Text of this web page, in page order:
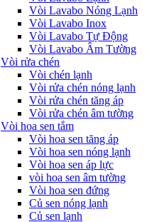
Vòi Lavabo Nóng Lạnh
Vòi Lavabo Inox
Vòi Lavabo Tự Động
Vòi Lavabo Âm Tường
Vòi rửa chén
Vòi chén lạnh
Vòi rửa chén nóng lạnh
Vòi rửa chén tăng áp
Vòi rửa chén âm tường
Vòi hoa sen tắm
Vòi hoa sen tăng áp
Vòi hoa sen nóng lạnh
Vòi hoa sen áp lực
vòi hoa sen âm tường
Vòi hoa sen đứng
Củ sen nóng lạnh
Củ sen lạnh